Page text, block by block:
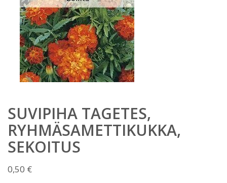
SUVIPIHA TAGETES,
RYHMÄSAMETTIKUKKA,
SEKOITUS
0,50 €